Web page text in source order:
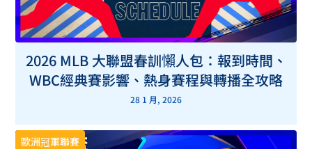
2026 MLB 大聯盟春訓懶人包：報到時間、
WBC經典賽影響、熱身賽程與轉播全攻略
28 1 月, 2026
歐洲冠軍聯賽